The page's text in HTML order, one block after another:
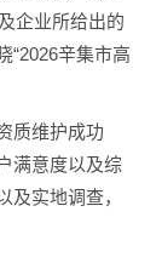
企业所给出的
“2026辛集市高
质维护成功
满意度以及综
及实地调查，